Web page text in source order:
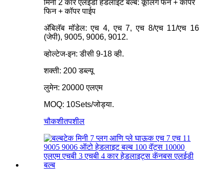
मिनी 2 कार एलईडी हेडलाइट बल्ब: कूलिंग फॅन + कॉपर
फिन + कॉपर पाईप
अ‍ॅबिलॅब मॉडेल: एच 4, एच 7, एच 8/एच 11/एच 16
(जेपी), 9005, 9006, 9012.
व्होल्टेज-इन: डीसी 9-18 व्ही.
शक्ती: 200 डब्ल्यू
लुमेन: 20000 एलएम
MOQ: 10Sets/जोड्या.
चौकशीतपशील